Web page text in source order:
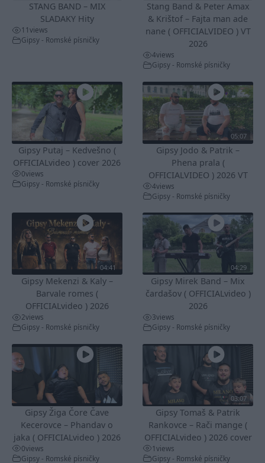
STANG BAND – MIX
SLADAKY Hity
11views
Gipsy - Romské písničky
Stang Band & Peter Amax
& Krištof – Fajta man ade
nane ( OFFICIALVIDEO ) VT
2026
4views
Gipsy - Romské písničky
Gipsy Putaj – Kedvešno (
OFFICIALvideo ) cover 2026
0views
Gipsy - Romské písničky
05:07
Gipsy Jodo & Patrik –
Phena prala (
OFFICIALVIDEO ) 2026 VT
4views
Gipsy - Romské písničky
04:41
Gipsy Mekenzi & Kaly –
Barvale romes (
OFFICIALvideo ) 2026
2views
Gipsy - Romské písničky
04:29
Gipsy Mirek Band – Mix
čardašov ( OFFICIALvideo )
2026
3views
Gipsy - Romské písničky
Gipsy Žiga Čore Čave
Kecerovce – Phandav o
jaka ( OFFICIALvideo ) 2026
0views
Gipsy - Romské písničky
03:07
Gipsy Tomaš & Patrik
Rankovce – Rači mange (
OFFICIALvideo ) 2026 cover
1views
Gipsy - Romské písničky